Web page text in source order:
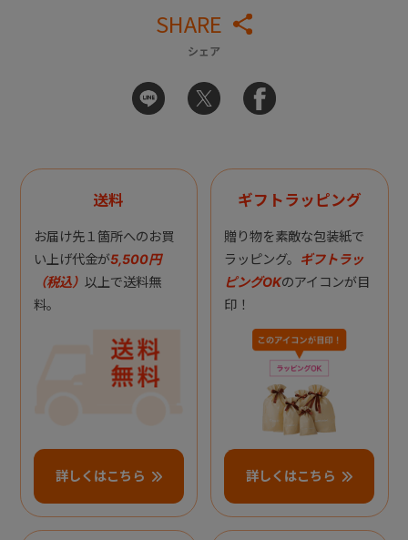
SHARE
シェア
送料
お届け先１箇所へのお買
い上げ代金が5,500円
（税込） 以上で送料無
料。
詳しくはこちら
ギフトラッピング
贈り物を素敵な包装紙で
ラッピング。 ギフトラッ
ピングOKのアイコンが目
印！
詳しくはこちら